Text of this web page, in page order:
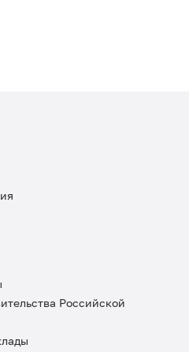
Российской